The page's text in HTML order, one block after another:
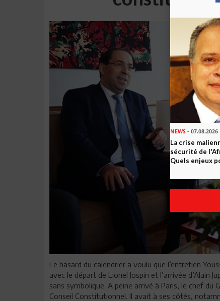
Le hasard du calendrier a voulu que l’entretien
avec le départ de Lionel Jospin et l’arrivée d’Alain
sans symbolique. A peine arrivé à Paris, le chef
Conseil Constitutionnel. Il avait à ses côtés,
NEWS - 07.08.2026
La crise
sécurité de
Quels enjeux